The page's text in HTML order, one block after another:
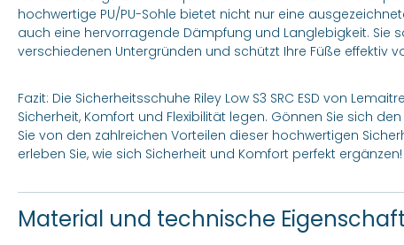
hochwertige PU/PU-Sohle bietet nicht nur eine
auch eine hervorragende Dämpfung und Langlebigkeit. Sie
verschiedenen Untergründen und schützt Ihre Füße effektiv
Fazit: Die Sicherheitsschuhe Riley Low S3 SRC ESD von
Sicherheit, Komfort und Flexibilität legen. Gönnen Sie sich
Sie von den zahlreichen Vorteilen dieser hochwertigen
erleben Sie, wie sich Sicherheit und Komfort perfekt ergänzen!
Material und technische